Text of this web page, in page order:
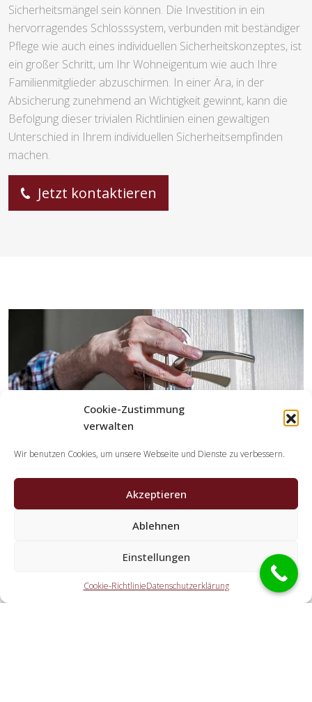
Cookie-Zustimmung
verwalten
Wir benutzen Cookies, um unsere Webseite und Dienste zu verbessern.
Akzeptieren
Ablehnen
Einstellungen
Cookie-RichtlinieDatenschutzerklärung
Sicherheitsmängel sein können. Die Investition in ein
hervorragendes Schlosssystem, verbunden mit beständiger
Pflege wie auch eines individuellen Sicherheitskonzeptes, ist
ein großer Schritt, um Ihr Wohneigentum wie auch Ihre
Familienmitglieder abzuschirmen. In einer Ära, in der
Absicherung zunehmend an Wichtigkeit gewinnt, kann die
Befolgung dieser trivialen Richtlinien einen gewaltigen
Unterschied in Ihrem individuellen Sicherheitsempfinden
machen.
Jetzt kontaktieren
Welche Tätigkeiten erledigen die Partner der
Die Partner erledigen alle Aufgaben, die Sie von einem